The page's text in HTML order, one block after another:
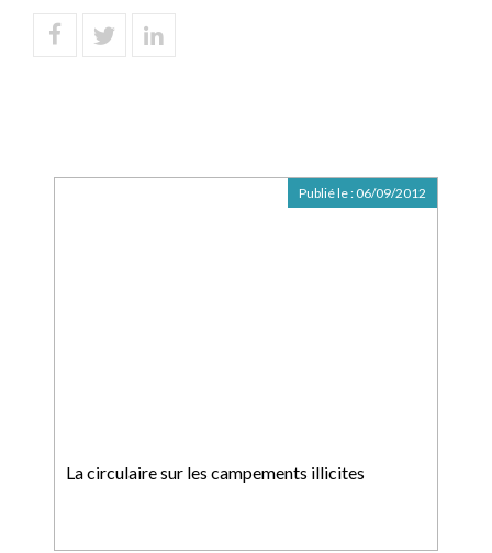
La circulaire sur les campements illicites
Publié le : 06/09/2012